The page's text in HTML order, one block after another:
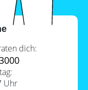
dich:
Uhr